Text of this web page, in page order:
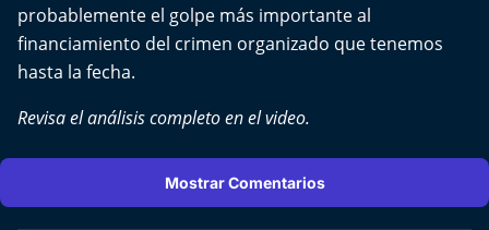
probablemente el golpe más importante al
financiamiento del crimen organizado que tenemos
hasta la fecha.
Revisa el análisis completo en el video.
Mostrar Comentarios